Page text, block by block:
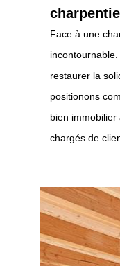
Face à une
restaurer la
positionons
bien
chargés de